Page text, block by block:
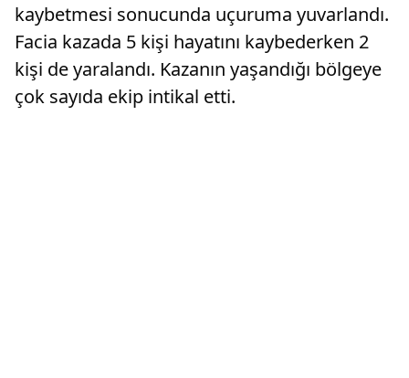
kaybetmesi sonucunda uçuruma yuvarlandı.
Facia kazada 5 kişi hayatını kaybederken 2
kişi de yaralandı. Kazanın yaşandığı bölgeye
çok sayıda ekip intikal etti.